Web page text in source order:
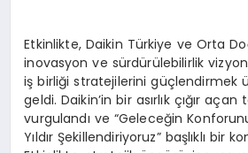
Etkinlikte, Daikin Türkiye ve Orta
inovasyon ve sürdürülebilirlik
iş birliği stratejilerini güçlendirmek
geldi. Daikin’in bir asırlık çığır
vurgulandı ve “Geleceğin
Yıldır Şekillendiriyoruz” başlıklı bir